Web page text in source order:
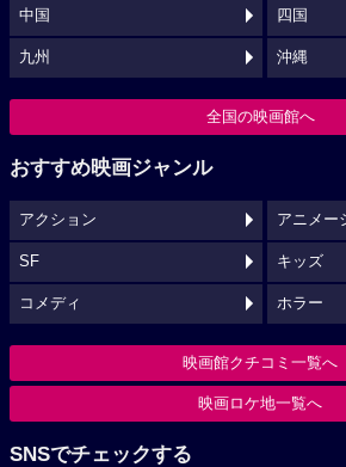
中国 四国
九州 沖縄
全国の映画館へ
おすすめ映画ジャンル
アクション アニメー
SF キッズ
コメディ ホラー
映画館クチコミ一覧へ
映画ロケ地一覧へ
SNSでチェックする